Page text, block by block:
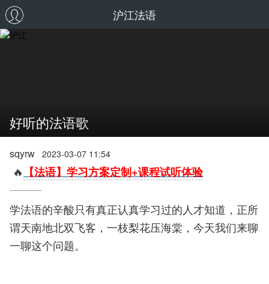
沪江法语
好听的法语歌
sqyrw 2023-03-07 11:54
🔥 【法语】学习方案定制+课程试听体验
学法语的辛酸只有真正认真学习过的人才知道，正所
谓天南地北双飞客，一枝梨花压海棠，今天我们来聊
一聊这个问题。